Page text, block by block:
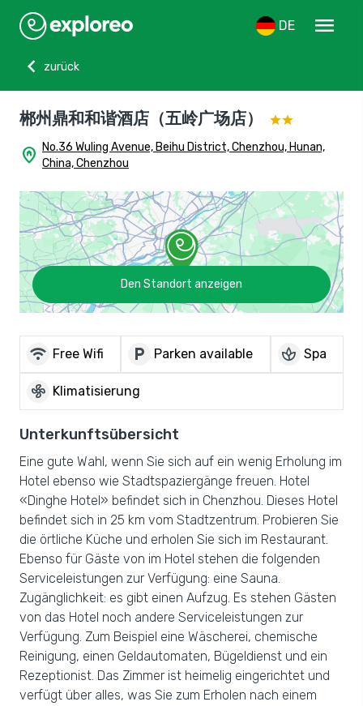
DE
menu
chevron_left
zurück
郴州鼎和和谐酒店（五岭广场店）
home_pin No.36 Wuling Avenue, Beihu District, Chenzhou, Hunan,
China, Chenzhou
Den Standort anzeigen
wifi Free Wifi local_parking Parken available spa Spa
mode_fan Klimatisierung
Unterkunftsübersicht
Eine gute Wahl, wenn Sie sich auf ein wenig Erholung im
Hotel ebenso wie Stadtspaziergänge freuen. Hotel
«Dinghe Hotel» befindet sich in Chenzhou. Dieses Hotel
befindet sich in 25 km vom Stadtzentrum. Probieren Sie
die örtliche Küche und erholen Sie sich im Restaurant.
Ebenso für Gäste von im Hotel stehen die folgenden
Serviceleistungen zur Verfügung: eine Sauna.
Zugänglichkeit: es gibt einen Aufzug. Es stehen Gästen
von das Hotel noch andere Serviceleistungen zur
Verfügung. Zum Beispiel eine Wäscherei, chemische
Reinigung, einen Geldautomaten, Bügeldienst und ein
Rezeptionist. Das Zimmer ist heimelig eingerichtet und
verfügt über alles, was Sie zum Erholen nach einem